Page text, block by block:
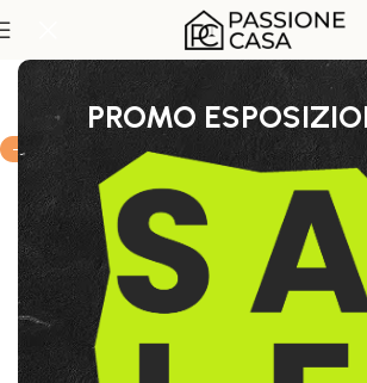
PROMO
-13%